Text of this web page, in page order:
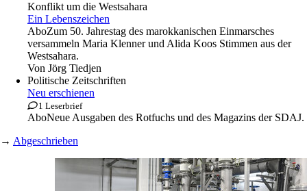
Konflikt um die Westsahara
Ein Lebenszeichen
AboZum 50. Jahrestag des marokkanischen Einmarsches
versammeln Maria Klenner und Alida Koos Stimmen aus der
Westsahara.
Von Jörg Tiedjen
Politische Zeitschriften
Neu erschienen
1 Leserbrief
AboNeue Ausgaben des Rotfuchs und des Magazins der SDAJ.
→ Abgeschrieben